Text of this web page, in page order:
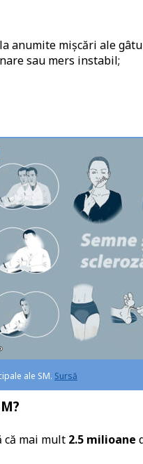
anumite mișcări ale
sau mers instabil;
ale SM. Sursă
că mai mult 2.5 milioane